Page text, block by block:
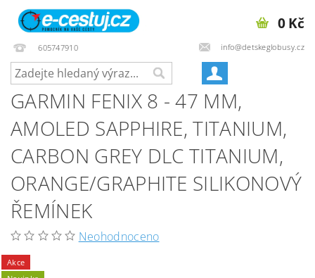
605747910 info@detskeglobusy.cz
0 Kč
GARMIN FENIX 8 - 47 MM,
AMOLED SAPPHIRE, TITANIUM,
CARBON GREY DLC TITANIUM,
ORANGE/GRAPHITE SILIKONOVÝ
ŘEMÍNEK
Neohodnoceno
Akce